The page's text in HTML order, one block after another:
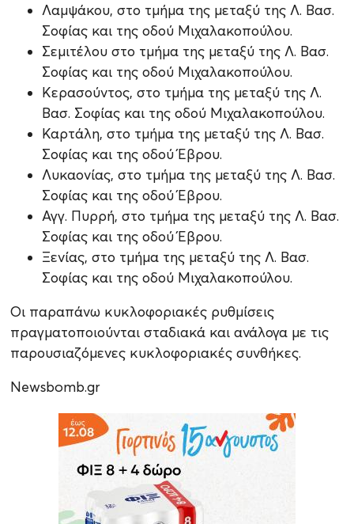
Λαμψάκου, στο τμήμα της μεταξύ της Λ. Βασ.
Σοφίας και της οδού Μιχαλακοπούλου.
Σεμιτέλου στο τμήμα της μεταξύ της Λ. Βασ.
Σοφίας και της οδού Μιχαλακοπούλου.
Κερασούντος, στο τμήμα της μεταξύ της Λ.
Βασ. Σοφίας και της οδού Μιχαλακοπούλου.
Καρτάλη, στο τμήμα της μεταξύ της Λ. Βασ.
Σοφίας και της οδού Έβρου.
Λυκαονίας, στο τμήμα της μεταξύ της Λ. Βασ.
Σοφίας και της οδού Έβρου.
Αγγ. Πυρρή, στο τμήμα της μεταξύ της Λ. Βασ.
Σοφίας και της οδού Έβρου.
Ξενίας, στο τμήμα της μεταξύ της Λ. Βασ.
Σοφίας και της οδού Μιχαλακοπούλου.
Οι παραπάνω κυκλοφοριακές ρυθμίσεις
πραγματοποιούνται σταδιακά και ανάλογα με τις
παρουσιαζόμενες κυκλοφοριακές συνθήκες.
Newsbomb.gr